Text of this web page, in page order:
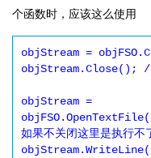
个函数时，应该这么使用
objStream =
objStream.Close(); //
objStream =
如果不关闭这里是执行不